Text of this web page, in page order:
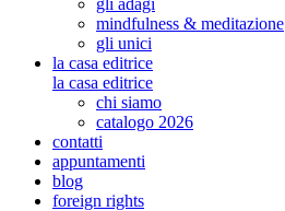
mindfulness & meditazione
gli unici
la casa editrice
la casa editrice
chi siamo
catalogo 2026
contatti
appuntamenti
blog
foreign rights